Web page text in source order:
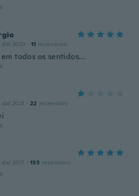
dal 2020 · 11 recensioni
todos os sentidos...
2021 · 22 recensioni
2017 · 135 recensioni